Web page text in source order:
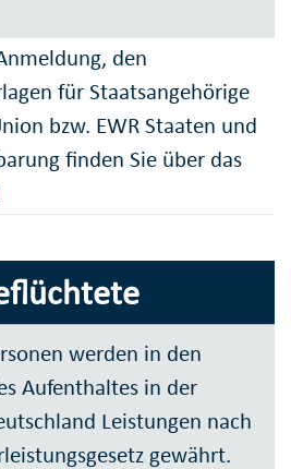
den
für Staatsangehörige
bzw. EWR Staaten und
finden Sie über das
werden in den
Aufenthaltes in der
Leistungen nach
gewährt.